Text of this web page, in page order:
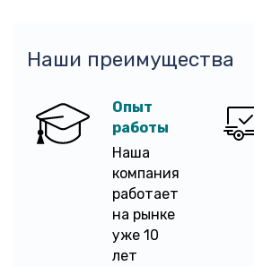
Наши преимущества
Опыт
работы
Наша
компания
работает
на рынке
уже 10
лет